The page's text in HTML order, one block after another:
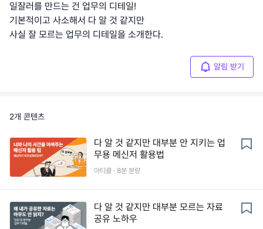
일잘러를 만드는 건 업무의 디테일!
기본적이고 사소해서 다 알 것 같지만
사실 잘 모르는 업무의 디테일을 소개한다.
알림 받기
2개 콘텐츠
다 알 것 같지만 대부분 안 지키는 업
무용 메신저 활용법
아티클 · 8분 분량
다 알 것 같지만 대부분 모르는 자료
공유 노하우